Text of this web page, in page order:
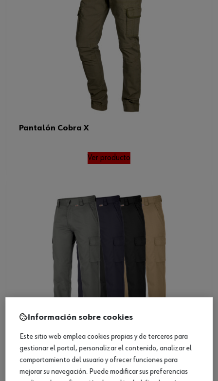
Pantalón Cobra X
Ver producto
Pantalón Classic
Información sobre cookies
Este sitio web emplea cookies propias y de terceros para
gestionar el portal, personalizar el contenido, analizar el
comportamiento del usuario y ofrecer funciones para
mejorar su navegación. Puede modificar sus preferencias